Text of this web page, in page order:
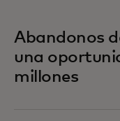
Abandonos
una
millones